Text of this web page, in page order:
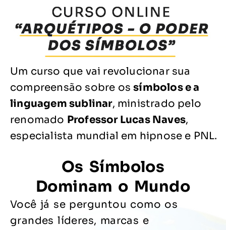
Um curso que vai revolucionar sua
compreensão sobre ossímbolos e a
linguagem sublinar, ministrado pelo
renomado Professor Lucas Naves,
especialista mundial em hipnose e PNL.
Os Símbolos
Dominam o Mundo
Você já se perguntou como os
grandes líderes, marcas e